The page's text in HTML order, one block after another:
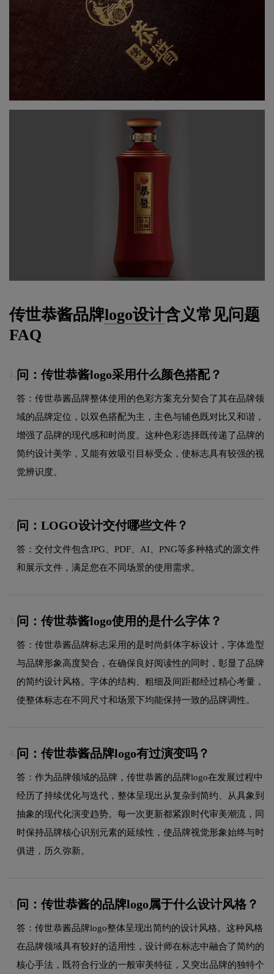
传世恭酱品牌logo设计含义常见问题
FAQ
问：传世恭酱logo采用什么颜色搭配？
答：传世恭酱品牌整体使用的色彩方案充分契合了其在品牌领
域的品牌定位，以双色搭配为主，主色与辅色既对比又和谐，
增强了品牌的现代感和时尚度。这种色彩选择既传递了品牌的
简约设计美学，又能有效吸引目标受众，使标志具有较强的视
觉辨识度。
2. 问：LOGO设计交付哪些文件？
答：交付文件包含JPG、PDF、AI、PNG等多种格式的源文件
和展示文件，满足您在不同场景的使用需求。
3. 问：传世恭酱logo使用的是什么字体？
答：传世恭酱品牌标志采用的是时尚斜体字标设计，字体造型
与品牌形象高度契合，在确保良好阅读性的同时，彰显了品牌
的简约设计风格。字体的结构、粗细及间距都经过精心考量，
使整体标志在不同尺寸和场景下均能保持一致的品牌调性。
4. 问：传世恭酱品牌logo有过演变吗？
答：作为品牌领域的品牌，传世恭酱的品牌logo在发展过程中
经历了持续优化与迭代，整体呈现出从复杂到简约、从具象到
抽象的现代化演变趋势。每一次更新都紧跟时代审美潮流，同
时保持品牌核心识别元素的延续性，使品牌视觉形象始终与时
俱进，历久弥新。
5. 问：传世恭酱的品牌logo属于什么设计风格？
答：传世恭酱品牌logo整体呈现出简约的设计风格。这种风格
在品牌领域具有较好的适用性，设计师在标志中融合了简约的
核心手法，既符合行业的一般审美特征，又突出品牌的独特个